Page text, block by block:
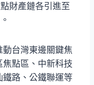
財產鏈各引進至
台灣東邊關鍵焦
點區、中新科技
鐵路、公鐵聯運等